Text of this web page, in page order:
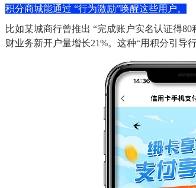
积分商城能通过 “行为激励”唤醒这些用户。
比如某城商行曾推出 “完成账户实名认证得
财业务新开户量增长21%。 这种“用积分引导